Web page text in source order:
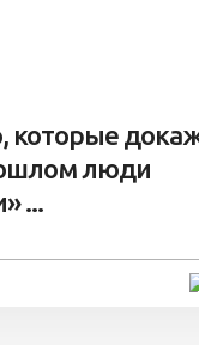
которые
люди
...